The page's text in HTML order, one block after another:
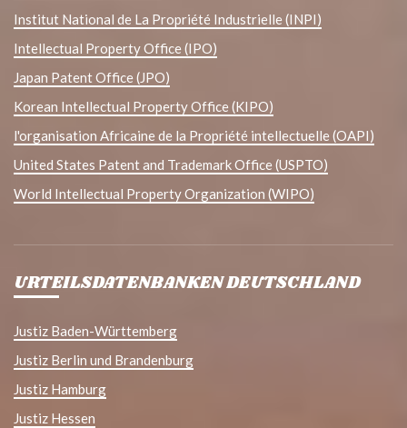
Institut National de La Propriété Industrielle (INPI)
Intellectual Property Office (IPO)
Japan Patent Office (JPO)
Korean Intellectual Property Office (KIPO)
l'organisation Africaine de la Propriété intellectuelle (OAPI)
United States Patent and Trademark Office (USPTO)
World Intellectual Property Organization (WIPO)
URTEILSDATENBANKEN DEUTSCHLAND
Justiz Baden-Württemberg
Justiz Berlin und Brandenburg
Justiz Hamburg
Justiz Hessen